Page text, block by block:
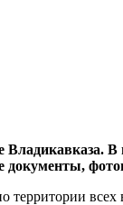
документы,
территории